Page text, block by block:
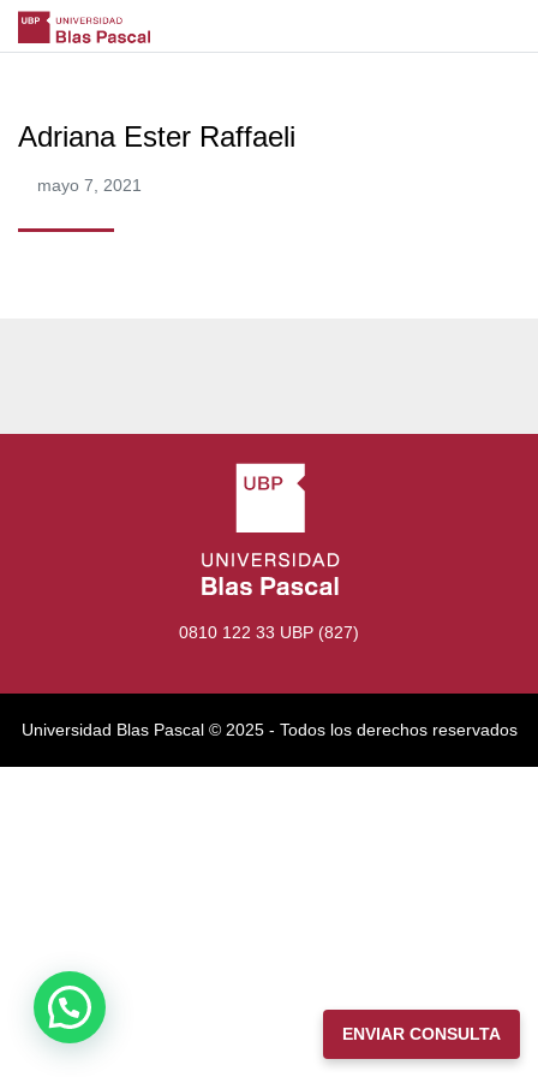
Adriana Ester Raffaeli
mayo 7, 2021
0810 122 33 UBP (827)
Universidad Blas Pascal ©️ 2025 - Todos los derechos reservados
ENVIAR CONSULTA